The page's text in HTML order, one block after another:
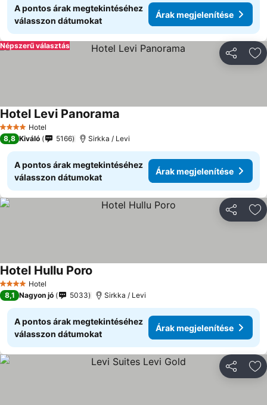
A pontos árak megtekintéséhez
válasszon dátumokat
Árak megjelenítése
Népszerű választás
4 KategóriaHotel
Hotel Levi Panorama
8,8 Kiváló 5166 Sirkka / Levi
A pontos árak megtekintéséhez
válasszon dátumokat
Árak megjelenítése
4 KategóriaHotel
Hotel Hullu Poro
8,1 Nagyon jó 5033 Sirkka / Levi
A pontos árak megtekintéséhez
válasszon dátumokat
Árak megjelenítése